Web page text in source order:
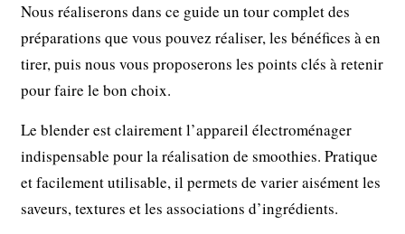
Nous réaliserons dans ce guide un tour complet des
préparations que vous pouvez réaliser, les bénéfices à en
tirer, puis nous vous proposerons les points clés à retenir
pour faire le bon choix.
Le blender est clairement l’appareil électroménager
indispensable pour la réalisation de smoothies. Pratique
et facilement utilisable, il permets de varier aisément les
saveurs, textures et les associations d’ingrédients.